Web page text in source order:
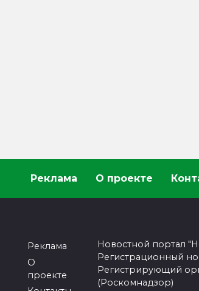
Реклама О проекте
Реклама
О
проекте
Новостной портал
Регистрационный
Регистрирующий
(Роскомнадзор)